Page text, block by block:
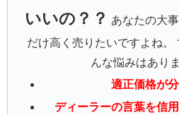
いいの？？ あなたの大
だけ高く売りたいですよね。
んな悩みはあり
適正価格が
ディーラーの言葉を信